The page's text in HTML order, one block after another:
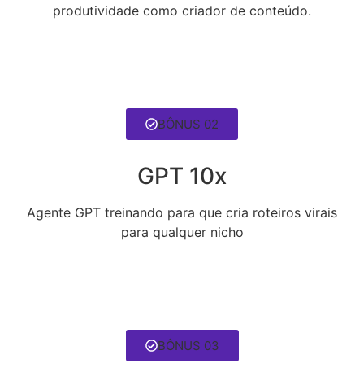
produtividade como criador de conteúdo.
BÔNUS 02
GPT 10x
Agente GPT treinando para que cria roteiros virais
para qualquer nicho
BÔNUS 03